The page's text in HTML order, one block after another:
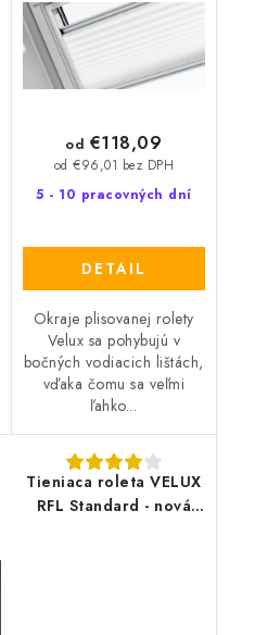
5 - 10 pracovných dní
od €96,01 bez DPH
od €118,09
DETAIL
Okraje plisovanej rolety
Velux sa pohybujú v
bočných vodiacich lištách,
vďaka čomu sa veľmi
ľahko...
Tieniaca roleta VELUX
RFL Standard - nová